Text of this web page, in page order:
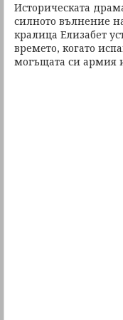
Историческата
силното вълнение
кралица Елизабет
времето, когато
могъщата си армия